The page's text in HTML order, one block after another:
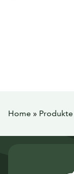
Home » Produkte